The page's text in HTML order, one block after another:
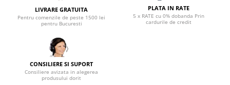
Stender haine
Suport pentru umerase
Mobilier gradinita
Mese gradinita
LIVRARE GRATUITA
Pentru comenzile de peste 1500 lei
pentru Bucuresti
PLATA IN RATE
5 x RATE cu 0% dobanda Prin
cardurile de credit
CONSILIERE SI SUPORT
Consiliere avizata in alegerea
produsului dorit